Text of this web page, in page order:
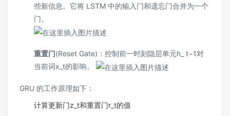
些新信息。它将 LSTM 中的输入门和遗忘门合并为一个
门​。
重置门(Reset Gate)：控制前一时刻隐层单元h_ t−1对
当前词x_t的影响​。
GRU 的工作原理如下：
计算更新门z_t和重置门r_t的值